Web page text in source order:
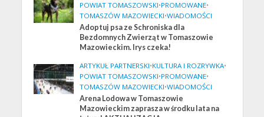
POWIAT TOMASZOWSKI•PROMOWANE•
TOMASZÓW MAZOWIECKI•WIADOMOŚCI
Adoptuj psa ze Schroniska dla
Bezdomnych Zwierząt w Tomaszowie
Mazowieckim. Irys czeka!
ARTYKUŁ PARTNERSKI•KULTURA I ROZRYWKA•
POWIAT TOMASZOWSKI•PROMOWANE•
TOMASZÓW MAZOWIECKI•WIADOMOŚCI
Arena Lodowa w Tomaszowie
Mazowieckim zaprasza w środku lata na